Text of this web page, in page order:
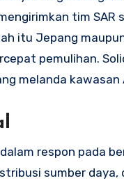
tim
itu Jepang
pemulihan.
melanda kawasan
respon pada
sumber